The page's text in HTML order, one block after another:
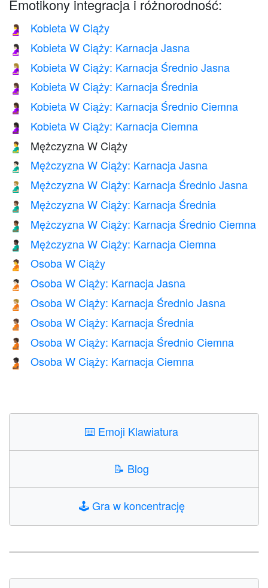
Emotikony integracja i różnorodność:
🤰 Kobieta W Ciąży
🤰🏻 Kobieta W Ciąży: Karnacja Jasna
🤰🏼 Kobieta W Ciąży: Karnacja Średnio Jasna
🤰🏽 Kobieta W Ciąży: Karnacja Średnia
🤰🏾 Kobieta W Ciąży: Karnacja Średnio Ciemna
🤰🏿 Kobieta W Ciąży: Karnacja Ciemna
🫃 Mężczyzna W Ciąży
🫃🏻 Mężczyzna W Ciąży: Karnacja Jasna
🫃🏼 Mężczyzna W Ciąży: Karnacja Średnio Jasna
🫃🏽 Mężczyzna W Ciąży: Karnacja Średnia
🫃🏾 Mężczyzna W Ciąży: Karnacja Średnio Ciemna
🫃🏿 Mężczyzna W Ciąży: Karnacja Ciemna
🫄 Osoba W Ciąży
🫄🏻 Osoba W Ciąży: Karnacja Jasna
🫄🏼 Osoba W Ciąży: Karnacja Średnio Jasna
🫄🏽 Osoba W Ciąży: Karnacja Średnia
🫄🏾 Osoba W Ciąży: Karnacja Średnio Ciemna
🫄🏿 Osoba W Ciąży: Karnacja Ciemna
⌨️ Emoji Klawiatura
📝 Blog
🕹️Gra w koncentrację